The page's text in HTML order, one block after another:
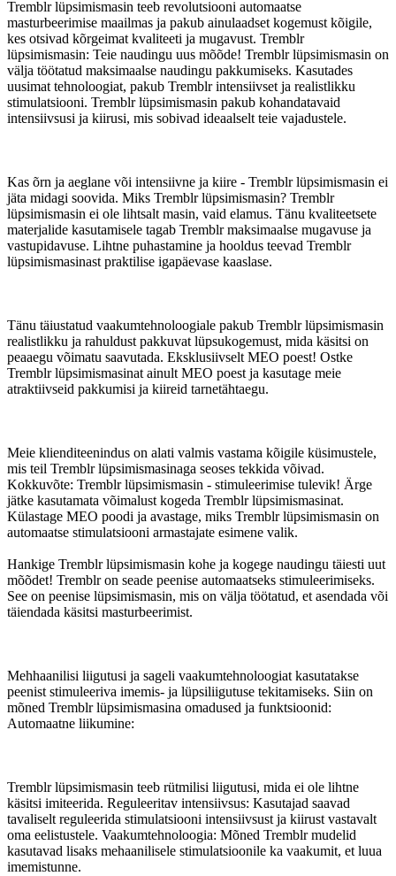
Tremblr lüpsimismasin teeb revolutsiooni automaatse
masturbeerimise maailmas ja pakub ainulaadset kogemust kõigile,
kes otsivad kõrgeimat kvaliteeti ja mugavust. Tremblr
lüpsimismasin: Teie naudingu uus mõõde! Tremblr lüpsimismasin on
välja töötatud maksimaalse naudingu pakkumiseks. Kasutades
uusimat tehnoloogiat, pakub Tremblr intensiivset ja realistlikku
stimulatsiooni. Tremblr lüpsimismasin pakub kohandatavaid
intensiivsusi ja kiirusi, mis sobivad ideaalselt teie vajadustele.
Kas õrn ja aeglane või intensiivne ja kiire - Tremblr lüpsimismasin ei
jäta midagi soovida. Miks Tremblr lüpsimismasin? Tremblr
lüpsimismasin ei ole lihtsalt masin, vaid elamus. Tänu kvaliteetsete
materjalide kasutamisele tagab Tremblr maksimaalse mugavuse ja
vastupidavuse. Lihtne puhastamine ja hooldus teevad Tremblr
lüpsimismasinast praktilise igapäevase kaaslase.
Tänu täiustatud vaakumtehnoloogiale pakub Tremblr lüpsimismasin
realistlikku ja rahuldust pakkuvat lüpsukogemust, mida käsitsi on
peaaegu võimatu saavutada. Eksklusiivselt MEO poest! Ostke
Tremblr lüpsimismasinat ainult MEO poest ja kasutage meie
atraktiivseid pakkumisi ja kiireid tarnetähtaegu.
Meie klienditeenindus on alati valmis vastama kõigile küsimustele,
mis teil Tremblr lüpsimismasinaga seoses tekkida võivad.
Kokkuvõte: Tremblr lüpsimismasin - stimuleerimise tulevik! Ärge
jätke kasutamata võimalust kogeda Tremblr lüpsimismasinat.
Külastage MEO poodi ja avastage, miks Tremblr lüpsimismasin on
automaatse stimulatsiooni armastajate esimene valik.
Hankige Tremblr lüpsimismasin kohe ja kogege naudingu täiesti uut
mõõdet! Tremblr on seade peenise automaatseks stimuleerimiseks.
See on peenise lüpsimismasin, mis on välja töötatud, et asendada või
täiendada käsitsi masturbeerimist.
Mehhaanilisi liigutusi ja sageli vaakumtehnoloogiat kasutatakse
peenist stimuleeriva imemis- ja lüpsiliigutuse tekitamiseks. Siin on
mõned Tremblr lüpsimismasina omadused ja funktsioonid:
Automaatne liikumine:
Tremblr lüpsimismasin teeb rütmilisi liigutusi, mida ei ole lihtne
käsitsi imiteerida. Reguleeritav intensiivsus: Kasutajad saavad
tavaliselt reguleerida stimulatsiooni intensiivsust ja kiirust vastavalt
oma eelistustele. Vaakumtehnoloogia: Mõned Tremblr mudelid
kasutavad lisaks mehaanilisele stimulatsioonile ka vaakumit, et luua
imemistunne.